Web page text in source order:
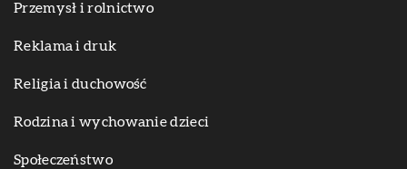
Przemysł i rolnictwo
Reklama i druk
Religia i duchowość
Rodzina i wychowanie dzieci
Społeczeństwo